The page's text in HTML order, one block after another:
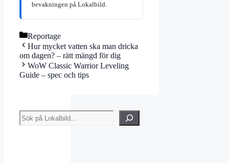
bevakningen på Lokalbild.
Kategorier
Reportage
Hur mycket vatten ska man dricka
om dagen? – rätt mängd för dig
WoW Classic Warrior Leveling
Guide – spec och tips
Sök